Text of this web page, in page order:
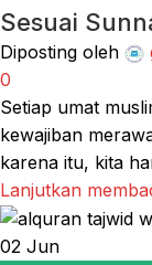
Sesuai
Diposting oleh
0
Setiap umat
kewajiban
karena itu, kita
Lanjutkan
02 Jun